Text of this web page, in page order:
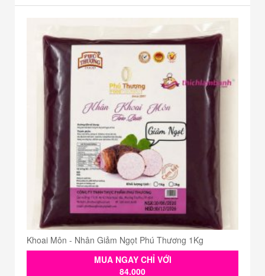
Khoai Môn - Nhân Giảm Ngọt Phú Thương 1Kg
MUA NGAY CHỈ VỚI
84.000